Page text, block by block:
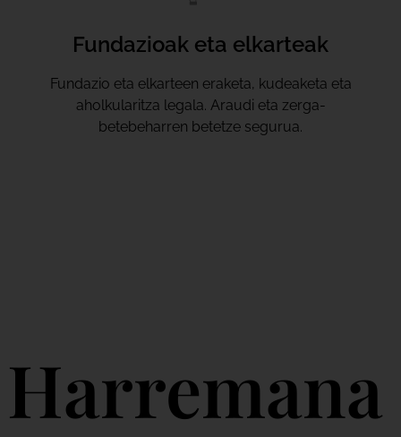
Fundazioak eta elkarteak
Fundazio eta elkarteen eraketa, kudeaketa eta
aholkularitza legala. Araudi eta zerga-
betebeharren betetze segurua.
Harremana